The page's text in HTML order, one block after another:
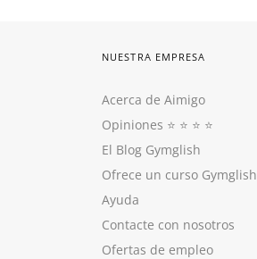
NUESTRA EMPRESA
Acerca de Aimigo
Opiniones ⭐️ ⭐️ ⭐️ ⭐️
El Blog Gymglish
Ofrece un curso Gymglish
Ayuda
Contacte con nosotros
Ofertas de empleo